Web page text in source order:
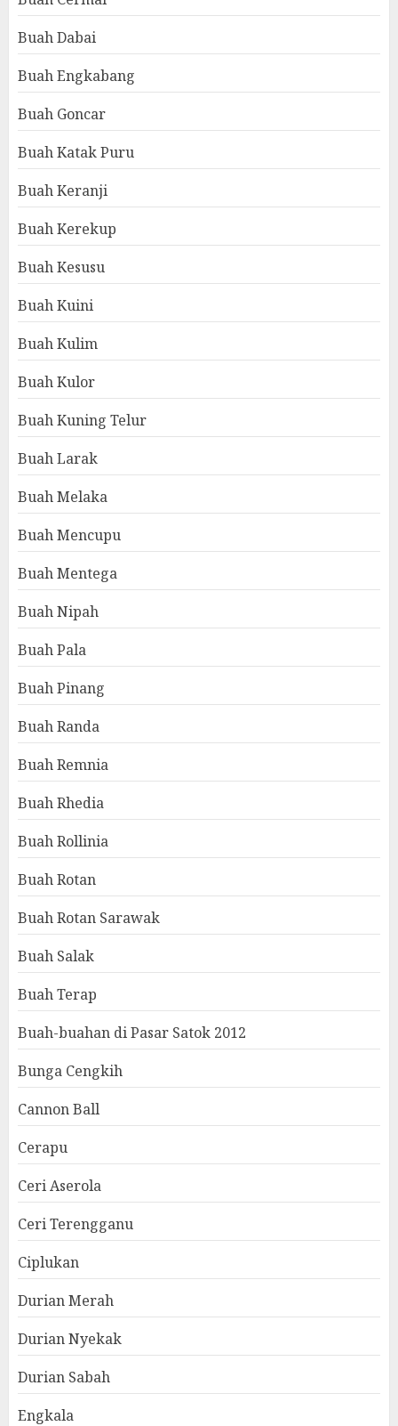
Buah Dabai
Buah Engkabang
Buah Goncar
Buah Katak Puru
Buah Keranji
Buah Kerekup
Buah Kesusu
Buah Kuini
Buah Kulim
Buah Kulor
Buah Kuning Telur
Buah Larak
Buah Melaka
Buah Mencupu
Buah Mentega
Buah Nipah
Buah Pala
Buah Pinang
Buah Randa
Buah Remnia
Buah Rhedia
Buah Rollinia
Buah Rotan
Buah Rotan Sarawak
Buah Salak
Buah Terap
Buah-buahan di Pasar Satok 2012
Bunga Cengkih
Cannon Ball
Cerapu
Ceri Aserola
Ceri Terengganu
Ciplukan
Durian Merah
Durian Nyekak
Durian Sabah
Engkala